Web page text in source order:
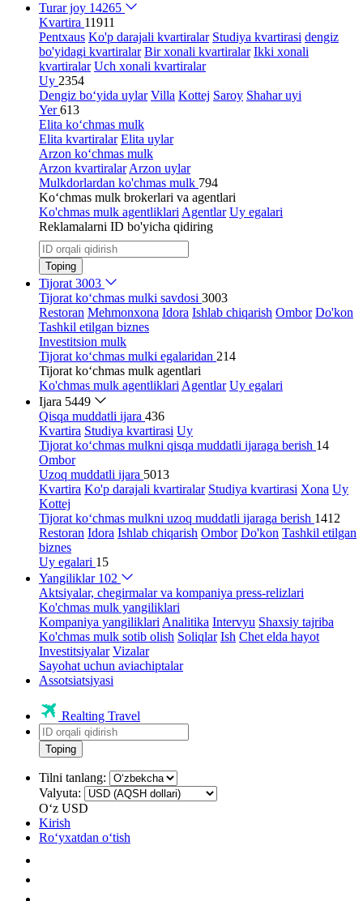
Turar joy 14265
Kvartira 11911
Pentxaus Ko'p darajali kvartiralar Studiya kvartirasi dengiz
bo'yidagi kvartiralar Bir xonali kvartiralar Ikki xonali
kvartiralar Uch xonali kvartiralar
Uy 2354
Dengiz bo‘yida uylar Villa Kottej Saroy Shahar uyi
Yer613
Elita ko‘chmas mulk
Elita kvartiralar Elita uylar
Arzon ko‘chmas mulk
Arzon kvartiralar Arzon uylar
Mulkdorlardan ko'chmas mulk 794
Ko‘chmas mulk brokerlari va agentlari
Ko'chmas mulk agentliklari Agentlar Uy egalari
Reklamalarni ID bo'yicha qidiring
Toping
Tijorat 3003
Tijorat ko‘chmas mulki savdosi 3003
Restoran Mehmonxona Idora Ishlab chiqarish Ombor Do'kon
Tashkil etilgan biznes
Investitsion mulk
Tijorat ko‘chmas mulki egalaridan 214
Tijorat ko‘chmas mulk agentlari
Ko'chmas mulk agentliklari Agentlar Uy egalari
Ijara 5449
Qisqa muddatli ijara 436
Kvartira Studiya kvartirasi Uy
Tijorat ko‘chmas mulkni qisqa muddatli ijaraga berish 14
Ombor
Uzoq muddatli ijara 5013
Kvartira Ko'p darajali kvartiralar Studiya kvartirasi Xona Uy
Kottej
Tijorat ko‘chmas mulkni uzoq muddatli ijaraga berish 1412
Restoran Idora Ishlab chiqarish Ombor Do'kon Tashkil etilgan
biznes
Uy egalari 15
Yangiliklar 102
Aktsiyalar, chegirmalar va kompaniya press-relizlari
Ko'chmas mulk yangiliklari
Kompaniya yangiliklari Analitika Intervyu Shaxsiy tajriba
Ko'chmas mulk sotib olish Soliqlar Ish Chet elda hayot
Investitsiyalar Vizalar
Sayohat uchun aviachiptalar
Assotsiatsiyasi
Realting Travel
Toping
Tilni tanlang:
Valyuta:
Oʻz USD
Kirish
Roʻyxatdan oʻtish